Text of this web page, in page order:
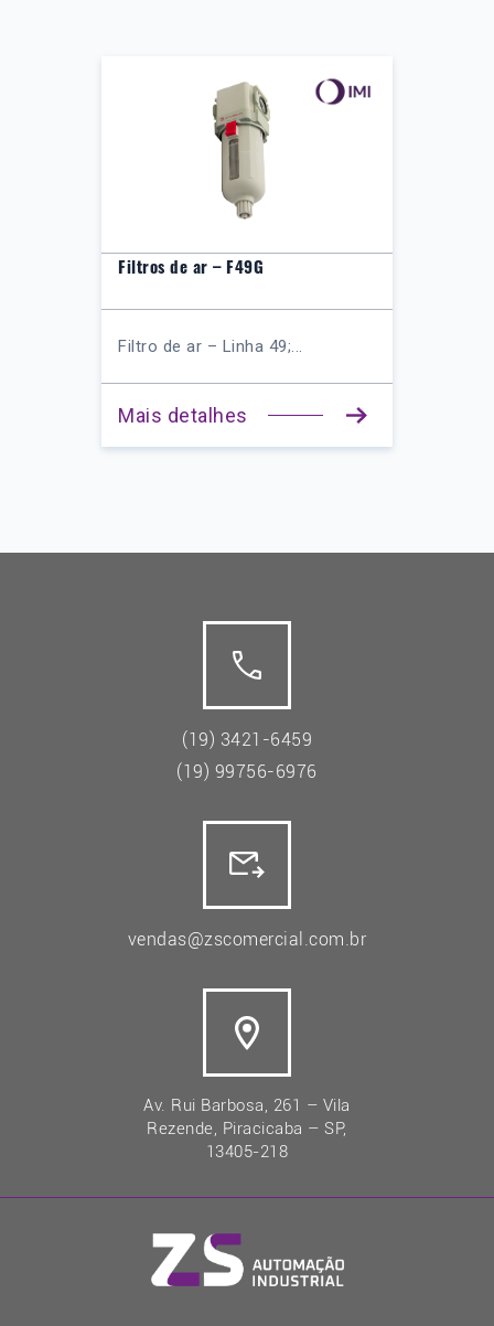
Filtros de ar – F49G
Filtro de ar – Linha 49;...
Mais detalhes
(19) 3421-6459
(19) 99756-6976
vendas@zscomercial.com.br
Av. Rui Barbosa, 261 – Vila
Rezende, Piracicaba – SP,
13405-218